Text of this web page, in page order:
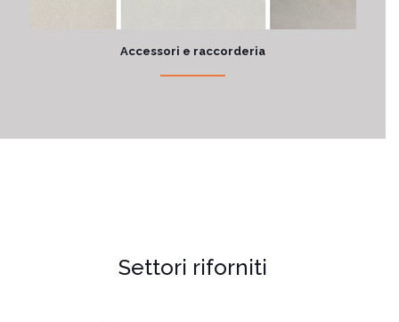
Accessori e raccorderia
Settori riforniti